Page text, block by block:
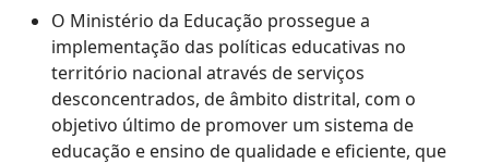
O Ministério da Educação prossegue a
implementação das políticas educativas no
território nacional através de serviços
desconcentrados, de âmbito distrital, com o
objetivo último de promover um sistema de
educação e ensino de qualidade e eficiente, que